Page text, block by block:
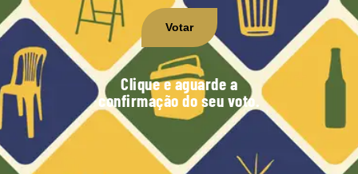
Votar
Clique e aguarde a
confirmação do seu voto.